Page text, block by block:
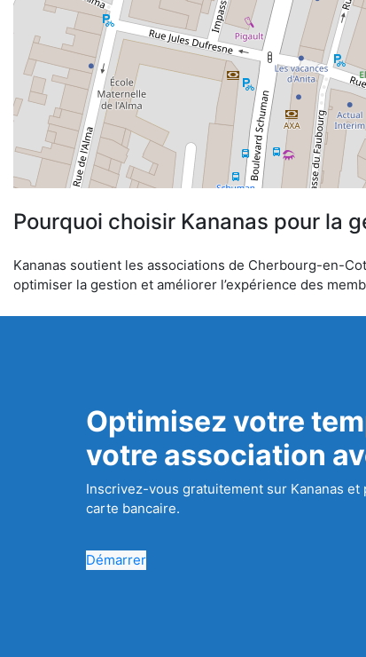
Pourquoi choisir Kananas pour la
Kananas soutient les associations de Cherbourg-en-
optimiser la gestion et améliorer l’expérience des
Optimisez votre
votre association
Inscrivez-vous gratuitement sur Kananas et
carte bancaire.
Démarrer